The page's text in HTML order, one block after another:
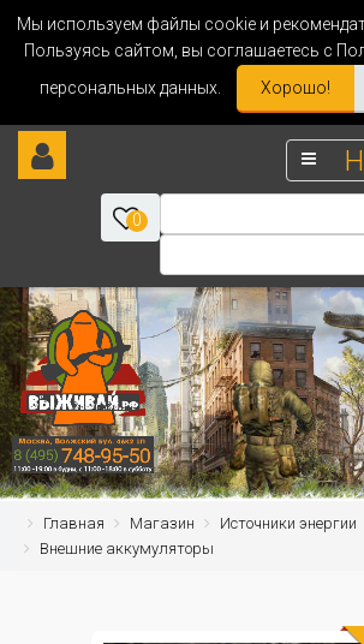
Мы используем файлы cookie и
Пользуясь сайтом, вы соглашаетесь с
персональных данных.
Хорошо!
0
Главная Магазин
Источники энергии
Внешние аккумуляторы